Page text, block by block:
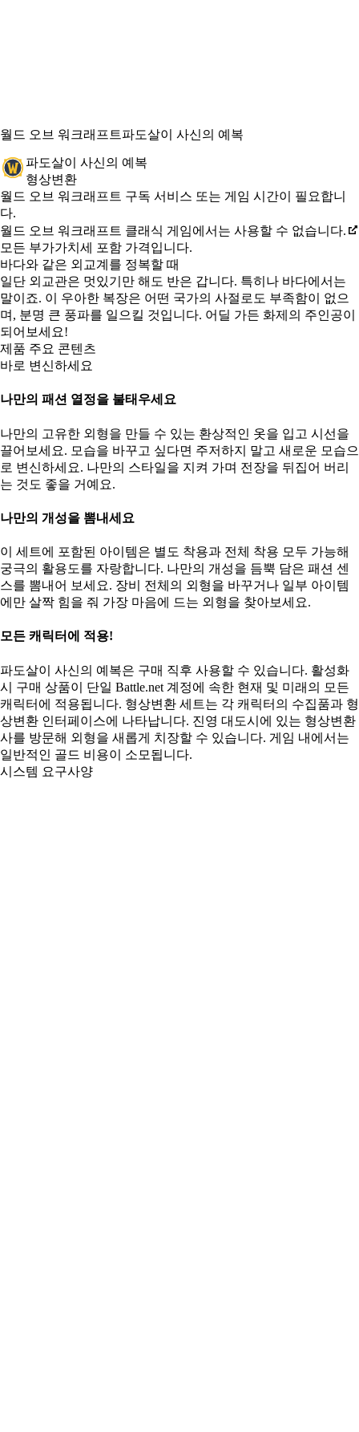
월드 오브 워크래프트파도살이 사신의 예복
파도살이 사신의 예복
형상변환
가격
Available actions
월드 오브 워크래프트 구독 서비스 또는 게임 시간이 필요합니
다.
월드 오브 워크래프트 클래식 게임에서는 사용할 수 없습니다.
모든 부가가치세 포함 가격입니다.
바다와 같은 외교계를 정복할 때
일단 외교관은 멋있기만 해도 반은 갑니다. 특히나 바다에서는
말이죠. 이 우아한 복장은 어떤 국가의 사절로도 부족함이 없으
며, 분명 큰 풍파를 일으킬 것입니다. 어딜 가든 화제의 주인공이
되어보세요!
제품 주요 콘텐츠
바로 변신하세요
나만의 패션 열정을 불태우세요
나만의 고유한 외형을 만들 수 있는 환상적인 옷을 입고 시선을
끌어보세요. 모습을 바꾸고 싶다면 주저하지 말고 새로운 모습으
로 변신하세요. 나만의 스타일을 지켜 가며 전장을 뒤집어 버리
는 것도 좋을 거예요.
나만의 개성을 뽐내세요
이 세트에 포함된 아이템은 별도 착용과 전체 착용 모두 가능해
궁극의 활용도를 자랑합니다. 나만의 개성을 듬뿍 담은 패션 센
스를 뽐내어 보세요. 장비 전체의 외형을 바꾸거나 일부 아이템
에만 살짝 힘을 줘 가장 마음에 드는 외형을 찾아보세요.
모든 캐릭터에 적용!
파도살이 사신의 예복은 구매 직후 사용할 수 있습니다. 활성화
시 구매 상품이 단일 Battle.net 계정에 속한 현재 및 미래의 모든
캐릭터에 적용됩니다. 형상변환 세트는 각 캐릭터의 수집품과 형
상변환 인터페이스에 나타납니다. 진영 대도시에 있는 형상변환
사를 방문해 외형을 새롭게 치장할 수 있습니다. 게임 내에서는
일반적인 골드 비용이 소모됩니다.
시스템 요구사양